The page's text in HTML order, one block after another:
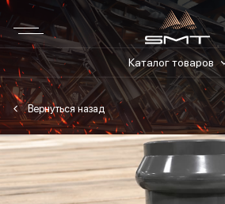
Каталог товаров